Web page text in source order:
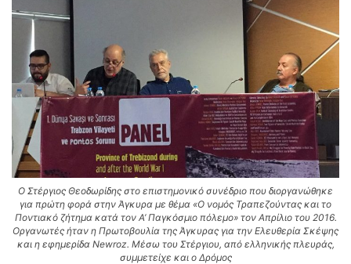
O Στέργιος Θεοδωρίδης στο επιστημονικό συνέδριο που διοργανώθηκε
για πρώτη φορά στην Άγκυρα με θέμα «Ο νομός Τραπεζούντας και το
Ποντιακό ζήτημα κατά τον Α’ Παγκόσμιο πόλεμο» τον Απρίλιο του 2016.
Οργανωτές ήταν η Πρωτοβουλία της Άγκυρας για την Ελευθερία Σκέψης
και η εφημερίδα Newroz. Μέσω του Στέργιου, από ελληνικής πλευράς,
συμμετείχε και ο Δρόμος